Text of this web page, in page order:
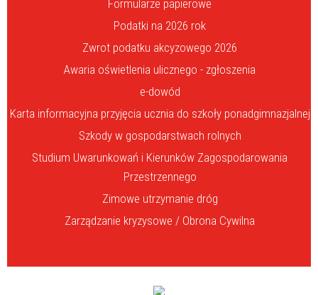
Formularze papierowe
Podatki na 2026 rok
Zwrot podatku akcyzowego 2026
Awaria oświetlenia ulicznego - zgłoszenia
e-dowód
Karta informacyjna przyjęcia ucznia do szkoły ponadgimnazjalnej
Szkody w gospodarstwach rolnych
Studium Uwarunkowań i Kierunków Zagospodarowania
Przestrzennego
Zimowe utrzymanie dróg
Zarządzanie kryzysowe / Obrona Cywilna